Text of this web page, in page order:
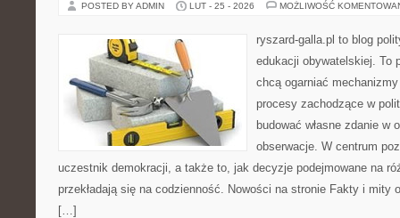
POSTED BY ADMIN LUT - 25 - 2026 MOŻLIWOŚĆ
ryszard-galla.pl to blog
edukacji obywatelskiej. To
chcą ogarniać
procesy zachodzące w
budować własne zdanie w
obserwacje. W centrum
uczestnik demokracji, a także to, jak decyzje podejmowane na
przekładają się na codzienność. Nowości na stronie Fakty i mity
[…]